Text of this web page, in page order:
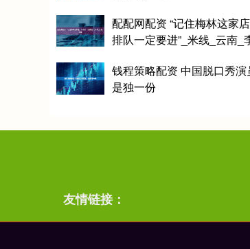
配配网配资 “记住梅林这家
排队一定要进”_米线_云南_
钱程策略配资 中国脱口秀演
是独一份
友情链接：